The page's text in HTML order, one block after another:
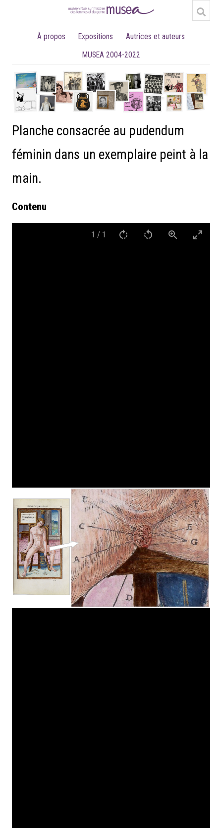
À propos Expositions
Autrices et auteurs
MUSEA 2004-2022
Planche consacrée au pudendum
féminin dans un exemplaire peint à la
main.
Contenu
1 / 1